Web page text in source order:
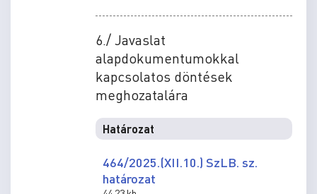
6./ Javaslat
alapdokumentumokkal
kapcsolatos döntések
meghozatalára
Határozat
464/2025.(XII.10.) SzLB. sz.
határozat